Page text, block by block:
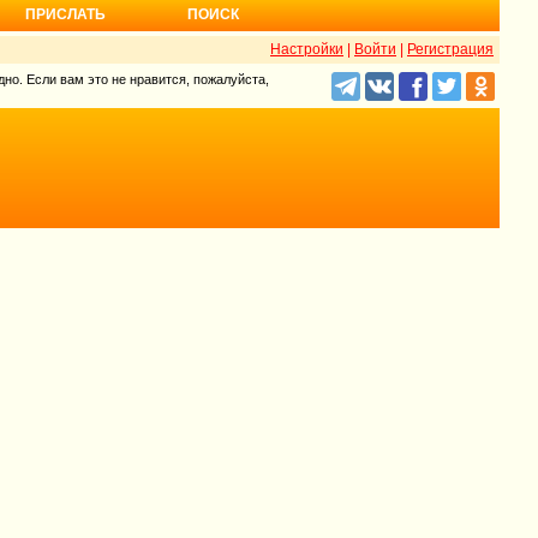
ПРИСЛАТЬ ПОИСК
Настройки Войти Регистрация
Если вам это не нравится, пожалуйста,